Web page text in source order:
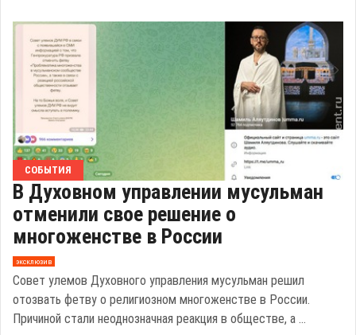
СОБЫТИЯ
В Духовном управлении мусульман
отменили свое решение о
многоженстве в России
эксклюзив
Совет улемов Духовного управления мусульман решил
отозвать фетву о религиозном многоженстве в России.
Причиной стали неоднозначная реакция в обществе, а ...